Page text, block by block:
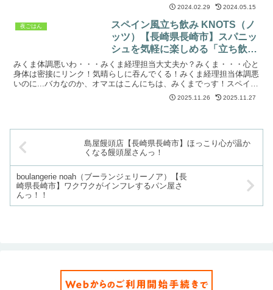
た言葉が受け取り次第で批判的ニュアンスになってしまうよ...
2024.02.29 2024.05.15
夜ごはん
スペイン風立ち飲み KNOTS（ノ
ッツ）【長崎県長崎市】スパニッ
シュを気軽に楽しめる「立ち飲
み」屋さん！
みくま体調悪いわ・・・みくま経理担当大丈夫か？みくま・・・心と
身体は密接にリンク！気晴らしに吞んでくる！みくま経理担当体調悪
いのに...バカなのか、オマエはこんにちは、みくまでっす！スペイン
料理って美味しいですよね！アヒージョとか、黒豚の生...
2025.11.26 2025.11.27
島屋饅頭店【長崎県長崎市】ほっこり心が温か
くなる饅頭屋さんっ！
boulangerie noah（ブーランジェリーノア）【長
崎県長崎市】ワクワクがインフレするパン屋さ
んっ！！